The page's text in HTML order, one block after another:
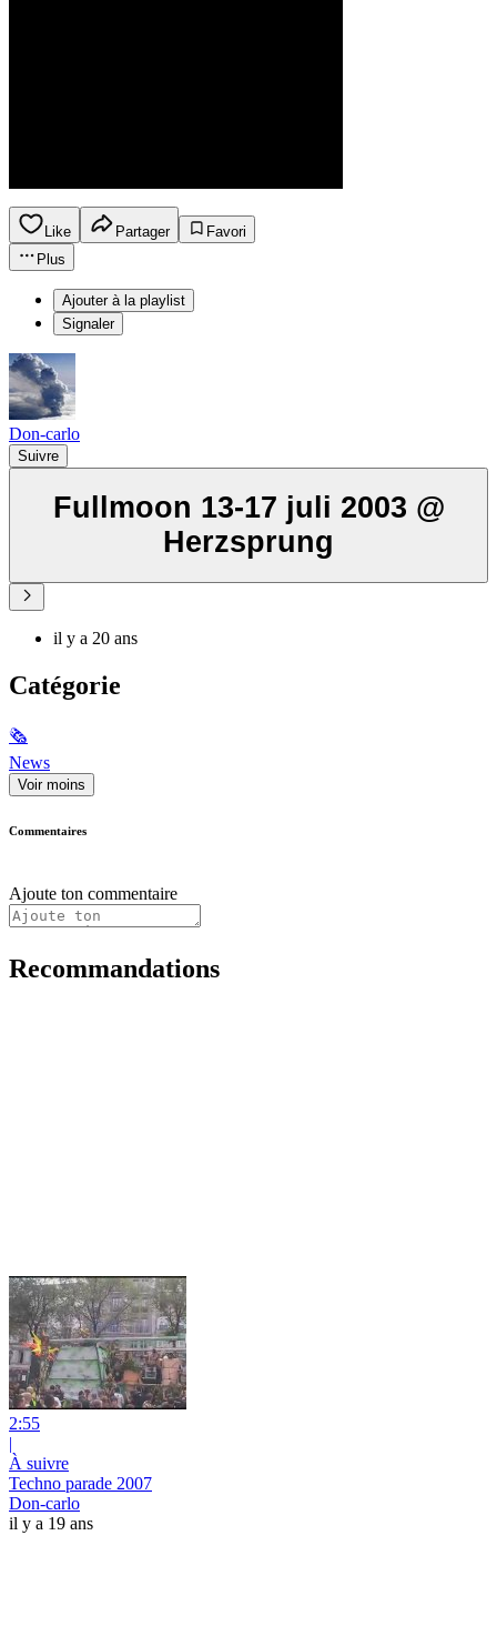
Like Partager
Favori
Plus
Ajouter à la playlist
Signaler
Don-carlo
Suivre
Fullmoon 13-17 juli 2003 @
Herzsprung
il y a 20 ans
Catégorie
🗞
News
Voir moins
Commentaires
Ajoute ton commentaire
Recommandations
2:55
|
À suivre
Techno parade 2007
Don-carlo
il y a 19 ans